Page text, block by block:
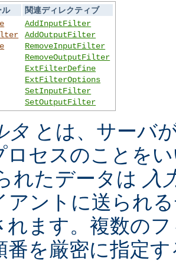
ル
関連ディレクティブ
AddInputFilter
AddOutputFilter
RemoveInputFilter
RemoveOutputFilter
ExtFilterDefine
ExtFilterOptions
SetInputFilter
SetOutputFilter
タ とは、サーバ
ロセスのことを
れたデータは 入
アントに送られ
れます。複数の
番を厳密に指定